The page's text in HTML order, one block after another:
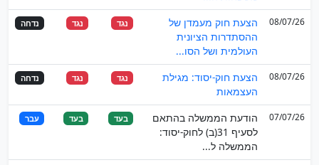
08/07/26
הצעת חוק מעמדן של
ההסתדרות הציונית
העולמית ושל הסו...
נגד נגד נדחה
08/07/26
הצעת חוק-יסוד: מגילת
העצמאות
נגד נגד נדחה
07/07/26
הודעת הממשלה בהתאם
לסעיף 31(ב) לחוק-יסוד:
הממשלה ל...
בעד בעד עבר